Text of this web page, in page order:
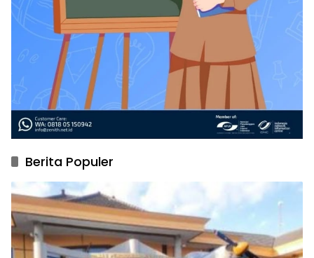
Berita Populer